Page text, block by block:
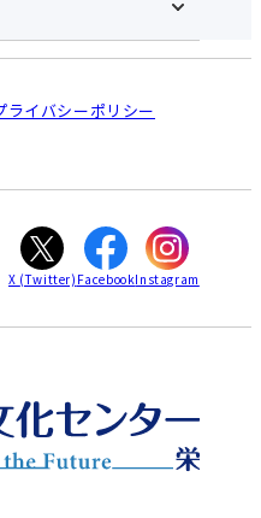
は
手順
質問
犬山
大垣
ライバシーポリシー
X (Twitter) FacebookInstagram